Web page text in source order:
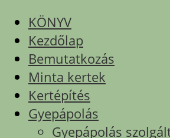
KÖNYV
Kezdőlap
Bemutatkozás
Minta kertek
Kertépítés
Gyepápolás
Gyepápolás